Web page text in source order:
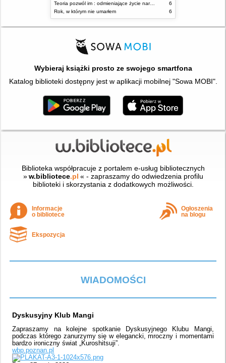
Teoria pozwól im : odmieniające życie narzędzie, o którym mówią miliony ludzi
6
Rok, w którym nie umarłem
6
Wybieraj książki prosto ze swojego smartfona
Katalog biblioteki dostępny jest w aplikacji mobilnej "Sowa MOBI".
Biblioteka współpracuje z portalem e-usług bibliotecznych
» w.bibliotece.pl « - zapraszamy do odwiedzenia profilu
biblioteki i skorzystania z dodatkowych możliwości.
Informacje
o bibliotece
Ogłoszenia
na blogu
Ekspozycja
WIADOMOŚCI
Dyskusyjny Klub Mangi
Zapraszamy na kolejne spotkanie Dyskusyjnego Klubu Mangi,
podczas którego zanurzymy się w elegancki, mroczny i momentami
bardzo ironiczny świat „Kuroshitsuji”.
wbp.poznan.pl